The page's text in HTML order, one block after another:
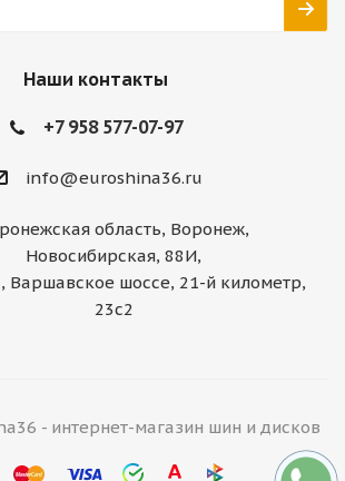
Наши контакты
+7 958 577-07-97
info@euroshina36.ru
область, Воронеж,
Новосибирская, 88И,
Варшавское шоссе, 21-й километр,
23с2
- интернет-магазин шин и дисков